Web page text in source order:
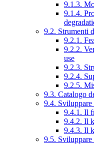
9.1.3.
9.1.4.
9.2. Strumenti
9.2.1.
9.2.2.
use
9.2.3.
9.2.4.
9.2.5.
9.3. Catalogo
9.4. Sviluppare
9.4.1. Il
9.4.2. Il
9.4.3. Il
9.5.